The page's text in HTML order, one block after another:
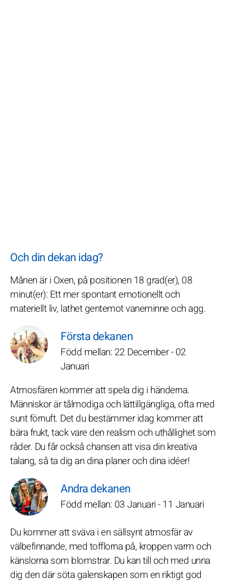
Och din dekan idag?
Månen är i Oxen, på positionen 18 grad(er), 08
minut(er): Ett mer spontant emotionellt och
materiellt liv, lathet gentemot vaneminne och agg.
Första dekanen
Född mellan: 22 December - 02
Januari
Atmosfären kommer att spela dig i händerna.
Människor är tålmodiga och lättillgängliga, ofta med
sunt förnuft. Det du bestämmer idag kommer att
bära frukt, tack vare den realism och uthållighet som
råder. Du får också chansen att visa din kreativa
talang, så ta dig an dina planer och dina idéer!
Andra dekanen
Född mellan: 03 Januari - 11 Januari
Du kommer att sväva i en sällsynt atmosfär av
välbefinnande, med tofflorna på, kroppen varm och
känslorna som blomstrar. Du kan till och med unna
dig den där söta galenskapen som en riktigt god